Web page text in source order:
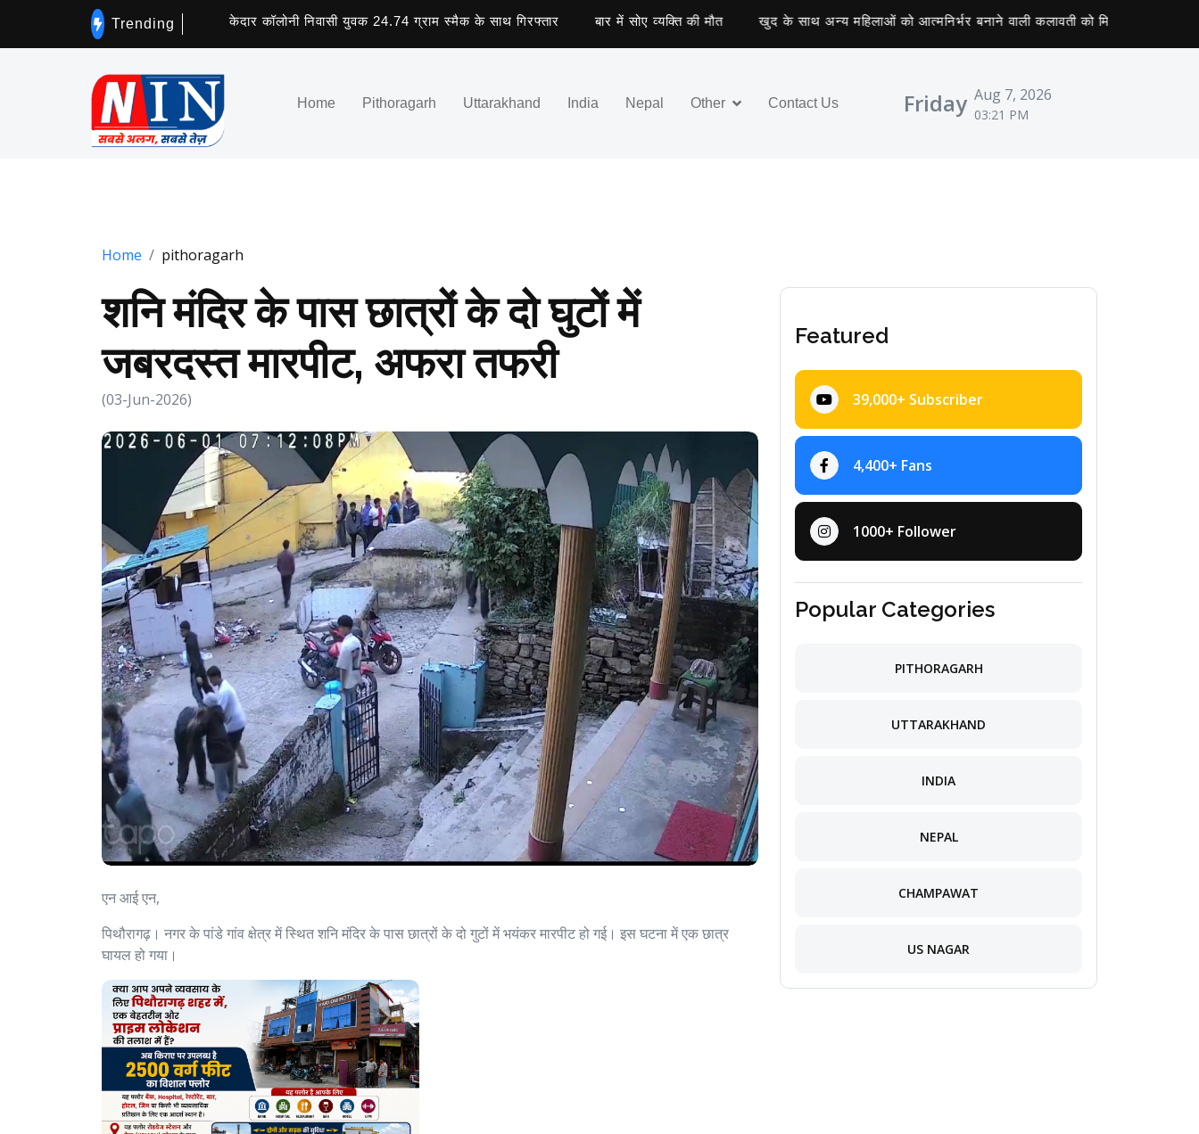
Trending केदार कॉलोनी निवासी युवक 24.74 ग्राम स्मैक के साथ गिरफ्तार बार में सोए व्यक्ति की मौत खुद के साथ अन्य महिलाओं को आत्मनिर्भर बनाने वाली कलावती को मिला तीलू रौतेली पुरस्कार
Home Pithoragarh Uttarakhand India Nepal Other Contact Us Friday Aug 7, 2026
03:21 PM
Home pithoragarh
शनि मंदिर के पास छात्रों के दो घुटों में
जबरदस्त मारपीट, अफरा तफरी
(03-Jun-2026)
एन आई एन,
पिथौरागढ़। नगर के पांडे गांव क्षेत्र में स्थित शनि मंदिर के पास छात्रों के दो गुटों में भयंकर मारपीट हो गई। इस घटना में एक छात्र
घायल हो गया।
Featured
39,000+ Subscriber
4,400+ Fans
1000+ Follower
Popular Categories
PITHORAGARH
UTTARAKHAND
INDIA
NEPAL
CHAMPAWAT
US NAGAR